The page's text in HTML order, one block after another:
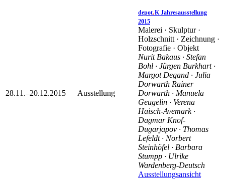
28.11.–20.12.2015 Ausstellung
depot.K Jahresausstellung
2015
Malerei · Skulptur ·
Holzschnitt · Zeichnung ·
Fotografie · Objekt
Nurit Bakaus · Stefan
Bohl · Jürgen Burkhart ·
Margot Degand · Julia
Dorwarth Rainer
Dorwarth · Manuela
Geugelin · Verena
Haisch-Avemark ·
Dagmar Knof-
Dugarjapov · Thomas
Lefeldt · Norbert
Steinhöfel · Barbara
Stumpp · Ulrike
Wardenberg-Deutsch
Ausstellungsansicht